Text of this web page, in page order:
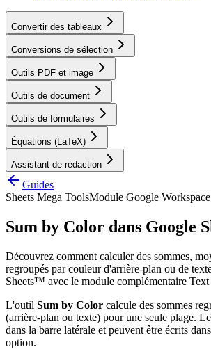
Convertir des tableaux
Conversions de sélection
Outils PDF et image
Outils de document
Outils de formulaires
Équations (LaTeX)
Assistant de rédaction
Guides
Sheets Mega ToolsModule Google Workspace
Sum by Color dans Google
Découvrez comment calculer des sommes,
regroupés par couleur d'arrière-plan ou de
Sheets™ avec le module complémentaire
L'outil Sum by Color calcule des sommes
(arrière-plan ou texte) pour une seule plage.
dans la barre latérale et peuvent être écrits
option.